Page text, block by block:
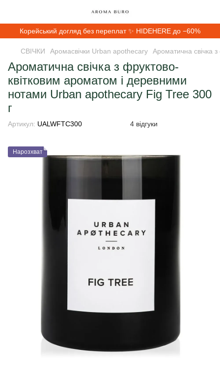
Корейський догляд без переплат ✨ HIDEHERE до −60%
СВІЧКИ Аромасвічки Urban apothecary Ароматична свічка
Ароматична свічка з фруктово-
квітковим ароматом і деревними
нотами Urban apothecary Fig Tree 300
г
Артикул: UALWFTC300 4 відгуки
Нарозхват